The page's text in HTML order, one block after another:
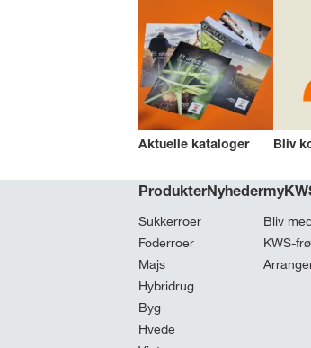
Aktuelle kataloger Bliv
Produkter
Sukkerroer
Foderroer
Majs
Hybridrug
Byg
Hvede
Nyheder
Bliv
KWS-